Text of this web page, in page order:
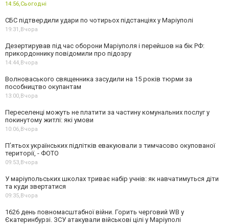
14:56,Сьогодні
СБС підтвердили удари по чотирьох підстанціях у Маріуполі
19:31,Вчора
Дезертирував під час оборони Маріуполя і перейшов на бік РФ:
прикордоннику повідомили про підозру
14:44,Вчора
Волноваського священника засудили на 15 років тюрми за
пособництво окупантам
13:00,Вчора
Переселенці можуть не платити за частину комунальних послуг у
покинутому житлі: які умови
10:06,Вчора
П’ятьох українських підлітків евакуювали з тимчасово окупованої
території, - ФОТО
09:53,Вчора
У маріупольських школах триває набір учнів: як навчатимуться діти
та куди звертатися
09:35,Вчора
1626 день повномасштабної війни. Горить черговий WB у
Єкатеринбурзі. ЗСУ атакували військові цілі у Маріуполі